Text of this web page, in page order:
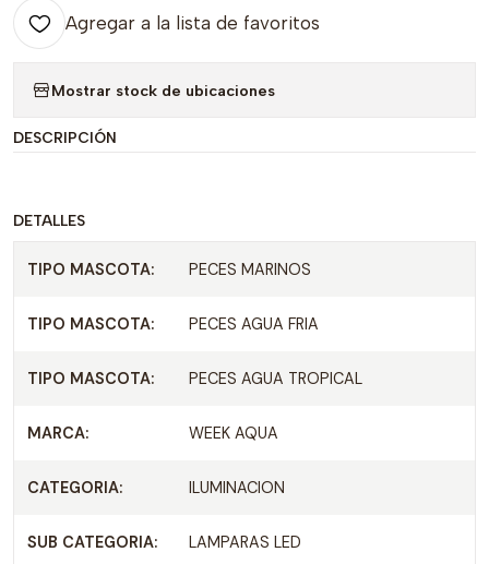
Agregar a la lista de favoritos
Mostrar stock de ubicaciones
DESCRIPCIÓN
DETALLES
TIPO MASCOTA: PECES MARINOS
TIPO MASCOTA: PECES AGUA FRIA
TIPO MASCOTA: PECES AGUA TROPICAL
MARCA: WEEK AQUA
CATEGORIA: ILUMINACION
SUB CATEGORIA: LAMPARAS LED